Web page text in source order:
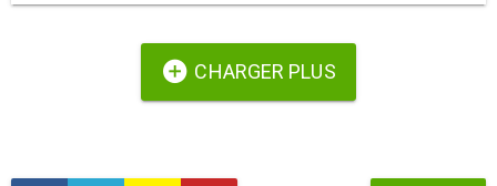
CHARGER PLUS